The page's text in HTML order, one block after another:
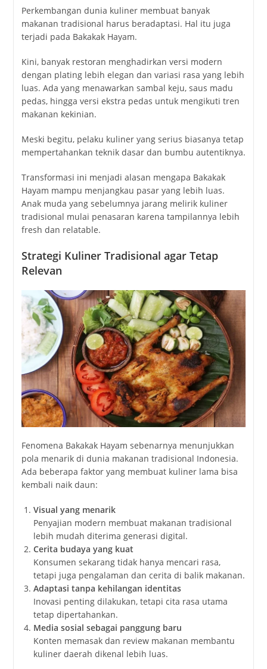
Perkembangan dunia kuliner membuat banyak
makanan tradisional harus beradaptasi. Hal itu juga
terjadi pada Bakakak Hayam.
Kini, banyak restoran menghadirkan versi modern
dengan plating lebih elegan dan variasi rasa yang lebih
luas. Ada yang menawarkan sambal keju, saus madu
pedas, hingga versi ekstra pedas untuk mengikuti tren
makanan kekinian.
Meski begitu, pelaku kuliner yang serius biasanya tetap
mempertahankan teknik dasar dan bumbu autentiknya.
Transformasi ini menjadi alasan mengapa Bakakak
Hayam mampu menjangkau pasar yang lebih luas.
Anak muda yang sebelumnya jarang melirik kuliner
tradisional mulai penasaran karena tampilannya lebih
fresh dan relatable.
Strategi Kuliner Tradisional agar Tetap
Relevan
Fenomena Bakakak Hayam sebenarnya menunjukkan
pola menarik di dunia makanan tradisional Indonesia.
Ada beberapa faktor yang membuat kuliner lama bisa
kembali naik daun:
Visual yang menarik
Penyajian modern membuat makanan tradisional
lebih mudah diterima generasi digital.
Cerita budaya yang kuat
Konsumen sekarang tidak hanya mencari rasa,
tetapi juga pengalaman dan cerita di balik makanan.
Adaptasi tanpa kehilangan identitas
Inovasi penting dilakukan, tetapi cita rasa utama
tetap dipertahankan.
Media sosial sebagai panggung baru
Konten memasak dan review makanan membantu
kuliner daerah dikenal lebih luas.